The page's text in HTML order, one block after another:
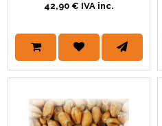
42,90 € IVA inc.